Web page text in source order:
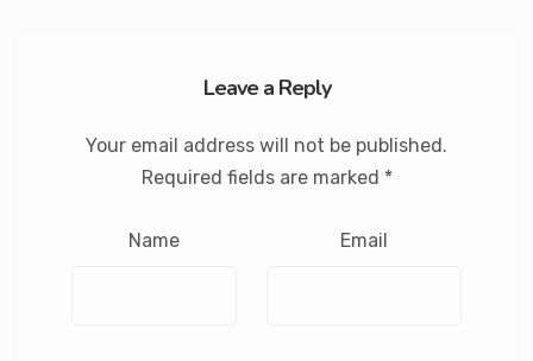
Leave a Reply
Your email address will not be published.
Required fields are marked *
Name Email